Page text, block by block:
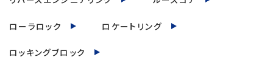
ローラロック ロケートリング
ロッキングブロック